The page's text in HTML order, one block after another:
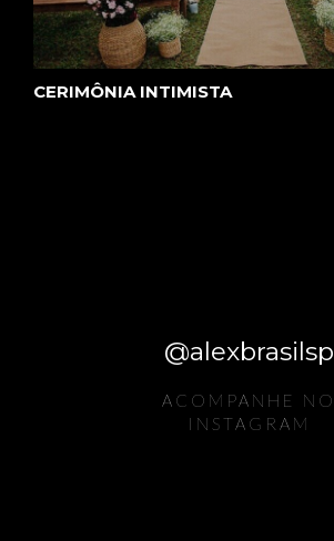
CERIMÔNIA INTIMISTA
@alexbrasilsp
ACOMPANHE NO
INSTAGRAM